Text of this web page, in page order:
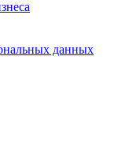
данных